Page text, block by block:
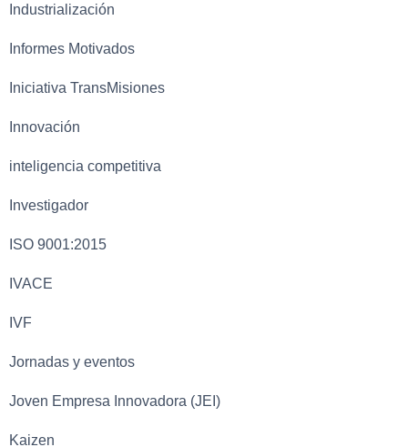
Industrialización
Informes Motivados
Iniciativa TransMisiones
Innovación
inteligencia competitiva
Investigador
ISO 9001:2015
IVACE
IVF
Jornadas y eventos
Joven Empresa Innovadora (JEI)
Kaizen